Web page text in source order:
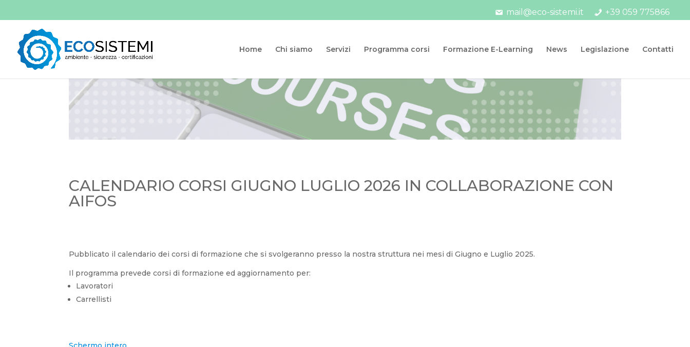
mail@eco-sistemi.it +39 059 775866
Home Chi siamo Servizi Programma corsi Formazione E-Learning News Legislazione Contatti
CALENDARIO CORSI GIUGNO LUGLIO 2026 IN COLLABORAZIONE CON
AIFOS
Pubblicato il calendario dei corsi di formazione che si svolgeranno presso la nostra struttura nei mesi di Giugno e Luglio 2025.
Il programma prevede corsi di formazione ed aggiornamento per:
Lavoratori
Carrellisti